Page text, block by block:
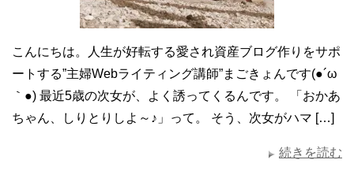
こんにちは。人生が好転する愛され資産ブログ作りをサポ
ートする”主婦Webライティング講師”まごきょんです(●´ω
｀●) 最近5歳の次女が、よく誘ってくるんです。 「おかあ
ちゃん、しりとりしよ～♪」って。 そう、次女がハマ […]
続きを読む